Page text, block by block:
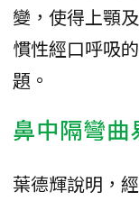
變，使得上顎
慣性經口呼吸
題。
鼻中隔彎曲
葉德輝說明，